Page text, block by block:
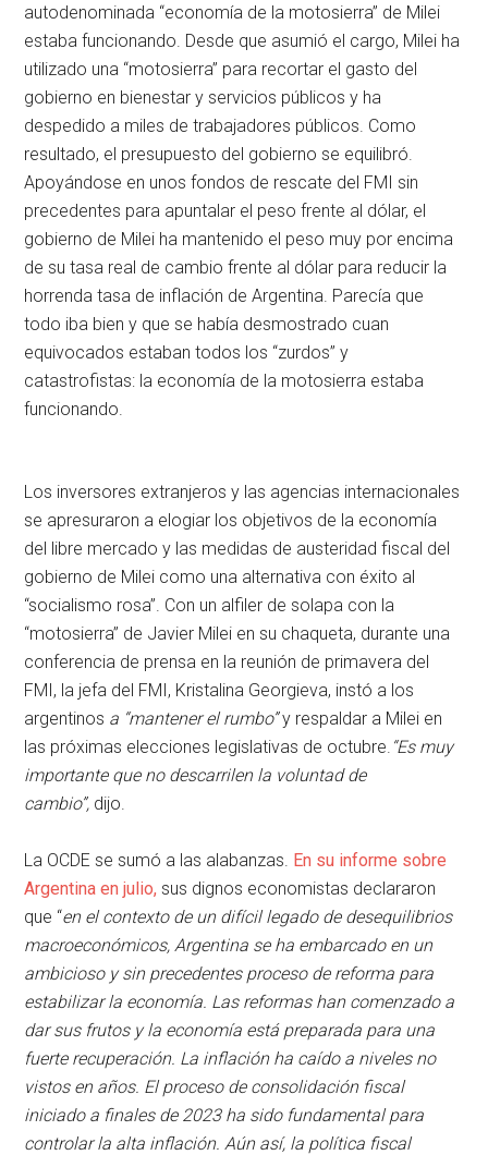
autodenominada “economía de la motosierra” de Milei
estaba funcionando. Desde que asumió el cargo, Milei ha
utilizado una “motosierra” para recortar el gasto del
gobierno en bienestar y servicios públicos y ha
despedido a miles de trabajadores públicos. Como
resultado, el presupuesto del gobierno se equilibró.
Apoyándose en unos fondos de rescate del FMI sin
precedentes para apuntalar el peso frente al dólar, el
gobierno de Milei ha mantenido el peso muy por encima
de su tasa real de cambio frente al dólar para reducir la
horrenda tasa de inflación de Argentina. Parecía que
todo iba bien y que se había desmostrado cuan
equivocados estaban todos los “zurdos” y
catastrofistas: la economía de la motosierra estaba
funcionando.
Los inversores extranjeros y las agencias internacionales
se apresuraron a elogiar los objetivos de la economía
del libre mercado y las medidas de austeridad fiscal del
gobierno de Milei como una alternativa con éxito al
“socialismo rosa”. Con un alfiler de solapa con la
“motosierra” de Javier Milei en su chaqueta, durante una
conferencia de prensa en la reunión de primavera del
FMI, la jefa del FMI, Kristalina Georgieva, instó a los
argentinos a “mantener el rumbo”y respaldar a Milei en
las próximas elecciones legislativas de octubre. “Es muy
importante que no descarrilen la voluntad de
cambio”, dijo.
La OCDE se sumó a las alabanzas. En su informe sobre
Argentina en julio,sus dignos economistas declararon
que “en el contexto de un difícil legado de desequilibrios
macroeconómicos, Argentina se ha embarcado en un
ambicioso y sin precedentes proceso de reforma para
estabilizar la economía. Las reformas han comenzado a
dar sus frutos y la economía está preparada para una
fuerte recuperación. La inflación ha caído a niveles no
vistos en años. El proceso de consolidación fiscal
iniciado a finales de 2023 ha sido fundamental para
controlar la alta inflación. Aún así, la política fiscal